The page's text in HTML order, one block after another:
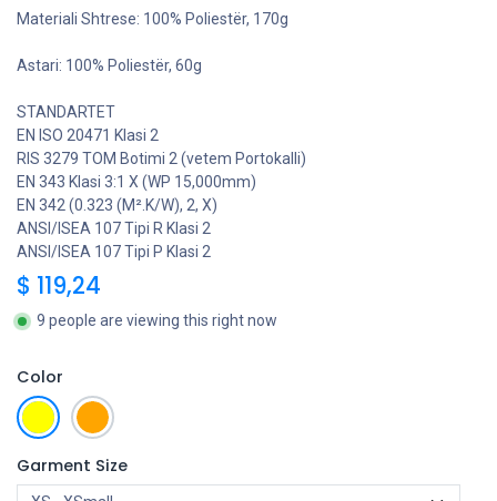
Materiali Shtrese: 100% Poliestër, 170g
Astari: 100% Poliestër, 60g
STANDARTET
EN ISO 20471 Klasi 2
RIS 3279 TOM Botimi 2 (vetem Portokalli)
EN 343 Klasi 3:1 X (WP 15,000mm)
EN 342 (0.323 (M².K/W), 2, X)
ANSI/ISEA 107 Tipi R Klasi 2
ANSI/ISEA 107 Tipi P Klasi 2
$ 119,24
9 people are viewing this right now
Color
Garment Size